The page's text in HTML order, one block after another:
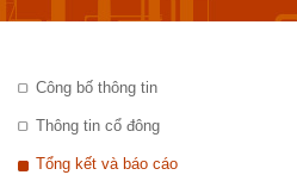
Công bố thông tin
Thông tin cổ đông
Tổng kết và báo cáo